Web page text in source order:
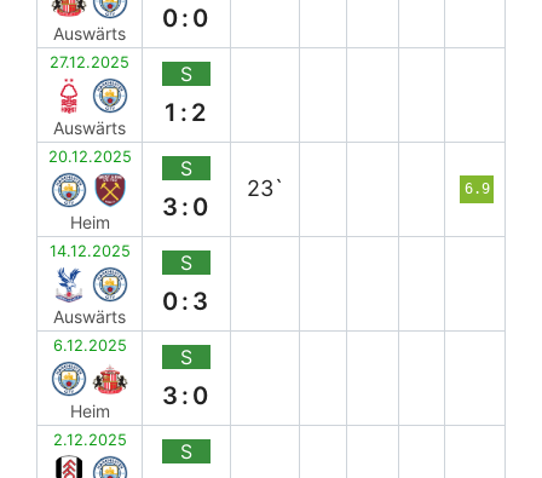
Auswärts
0:0
27.12.2025
Auswärts
S
1:2
20.12.2025
Heim
S
3:0
23` 6.9
14.12.2025
Auswärts
S
0:3
6.12.2025
Heim
S
3:0
2.12.2025 S